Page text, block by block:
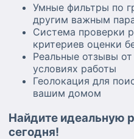
Умные фильтры по
другим важным
Система проверки
критериев оценки
Реальные отзывы
условиях работы
Геолокация для
вашим домом
Найдите идеальную
сегодня!